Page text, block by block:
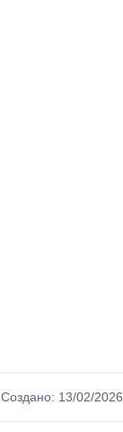
Создано: 13/02/2026